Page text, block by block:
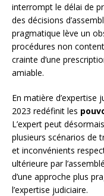
interrompt le délai de
des décisions
pragmatique lève un
procédures non
crainte d’une
amiable.
En matière d’expertise
2023 redéfinit les
L’expert peut
plusieurs scénarios de
et inconvénients
ultérieure par
d’une approche plus
l’expertise judiciaire.